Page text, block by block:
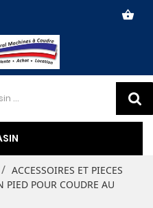
shopping_basket
ACCESSOIRES ET PIECES
PIED POUR COUDRE AU